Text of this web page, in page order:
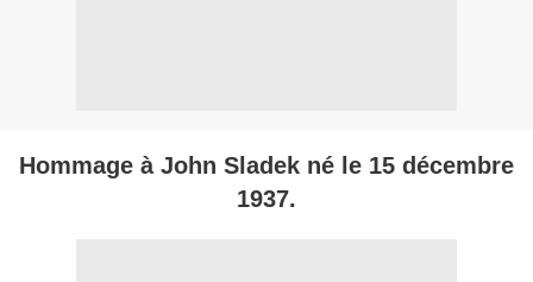
Hommage à John Sladek né le 15 décembre
1937.